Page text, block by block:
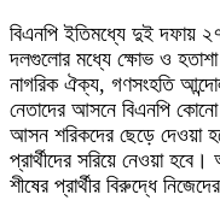
বিএনপি ইতিমধ্যে দুই দফায়
দলগুলোর মধ্যে ক্ষোভ ও
নাগরিক ঐক্য, গণসংহতি
নেতাদের আসনে বিএনপি কোনো
আসন শরিকদের ছেড়ে দেওয়া
প্রার্থীদের সরিয়ে নেওয়া
শীষের প্রার্থীর বিরুদ্ধে